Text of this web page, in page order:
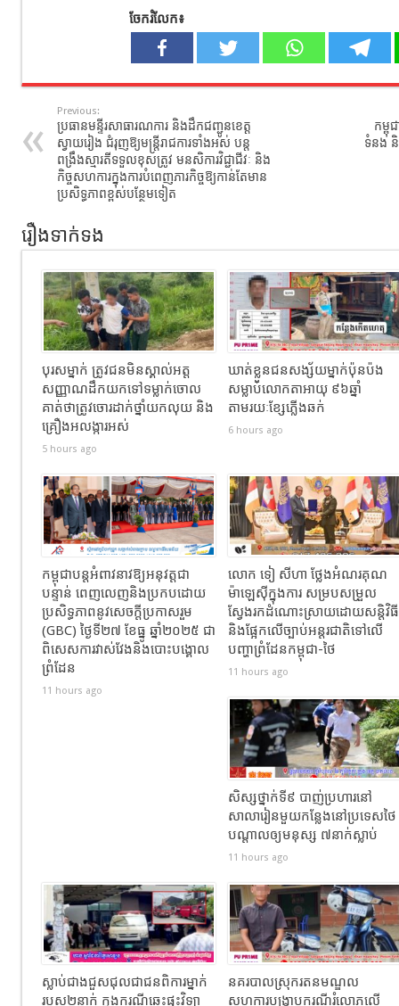
ចែករំលែក៖
Previous:
ប្រធានមន្ទីរសាធារណការ និងដឹកជញ្ជូនខេត្ត
ស្វាយរៀង ជំរុញឱ្យមន្ត្រីរាជការទាំងអស់ បន្ត
ពង្រឹងស្មារតីទទួលខុសត្រូវ មនសិការវិជ្ជាជីវៈ និង
កិច្ចសហការក្នុងការបំពេញភារកិច្ចឱ្យកាន់តែមាន
ប្រសិទ្ធភាពខ្ពស់បន្ថែមទៀត
កម្ពុ
ទំនង និ
រឿងទាក់ទង
បុរសម្នាក់ ត្រូវជនមិនស្គាល់អត្ត
សញ្ញាណដឹកយកទៅទម្លាក់ចោល
គាត់ថាត្រូវចោរដាក់ថ្នាំយកលុយ និង
គ្រឿងអលង្ការអស់
5 hours ago
ឃាត់ខ្លួនជនសង្ស័យម្នាក់ប៉ុនប៉ង
សម្លាប់លោកតាអាយុ ៩៦ឆ្នាំ
តាមរយៈខ្សែភ្លើងឆក់
6 hours ago
កម្ពុជាបន្តអំពាវនាវឱ្យអនុវត្តជា
បន្ទាន់ ពេញលេញនិងប្រកបដោយ
ប្រសិទ្ធភាពនូវសេចក្តីប្រកាសរួម
(GBC) ថ្ងៃទី២៧ ខែធ្នូ ឆ្នាំ២០២៥ ជា
ពិសេសការវាស់វែងនិងបោះបង្គោល
ព្រំដែន
11 hours ago
លោក ទៀ សីហា ថ្លែងអំណរគុណ
ម៉ាឡេស៊ីក្នុងការ សម្របសម្រួល
ស្វែងរកដំណោះស្រាយដោយសន្តិវិធី
និងផ្អែកលើច្បាប់អន្តរជាតិទៅលើ
បញ្ហាព្រំដែនកម្ពុជា-ថៃ
11 hours ago
សិស្សថ្នាក់ទី៩ បាញ់ប្រហារនៅ
សាលារៀនមួយកន្លែងនៅប្រទេសថៃ
បណ្តាលឲ្យមនុស្ស ៧នាក់ស្លាប់
11 hours ago
ស្លាប់ជាងជួសជុលជាជនពិការម្នាក់
របួស២នាក់ ក្នុងករណីឆេះផ្ទះវិឡា
នគរបាលស្រុករតនមណ្ឌល
សហការបង្រ្កាបករណីរំលោភលើ